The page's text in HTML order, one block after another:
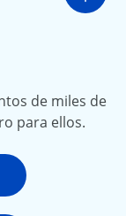
Ir
de miles de
para ellos.